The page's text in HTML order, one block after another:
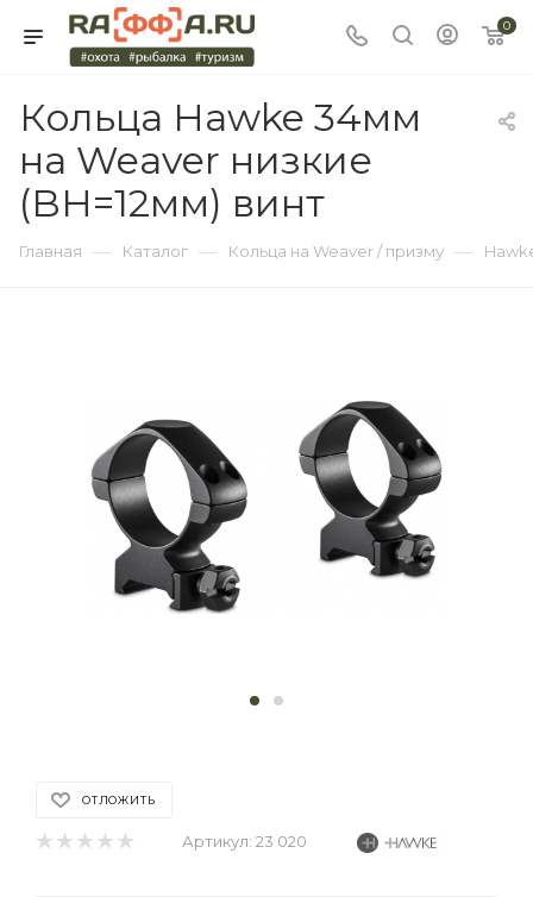
0
Кольца Hawke 34мм
на Weaver низкие
(BH=12мм) винт
Главная — Каталог — Кольца на Weaver / призму —
ОТЛОЖИТЬ
Артикул: 23 020